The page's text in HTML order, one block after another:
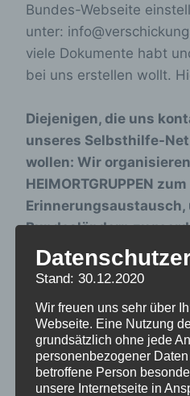
Bundes-Webseite
unter:
viele Dokumente habt
bei uns erstellen wollt.
Diejenigen, die uns
unseres Selbsthilfe-
wollen: Wir
HEIMORTGRUPPEN zum
Erinnerungsaustausch,
Bundesländern
anderne
eine schon bstehende
zuzugehen, deshalb
Möglichkeiten:
Auf der
Stand: 30.12.2020
Wir freuen uns sehr über
Webseite. Eine Nutzung
grundsätzlich ohne jede
personenbezogener
betroffene Person
unsere Internetseite in